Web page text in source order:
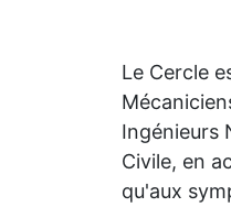
Le Cercle
Ingénieurs
Civile, en
qu'aux